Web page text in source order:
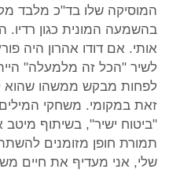
המוסיקה שלו בד"כ מלבד
בהשמעה המונית כגון
אותי. אם דודו אהרון היה
לשיר "הכל זה מלמעלה"
לפחות מבקש ממשהו שהוא
זאת במקומי. משחקי
"ביטוח ישיר", בשיתוף
תמורת חופן מזומנים
שלי, אני מעדיף את חיים